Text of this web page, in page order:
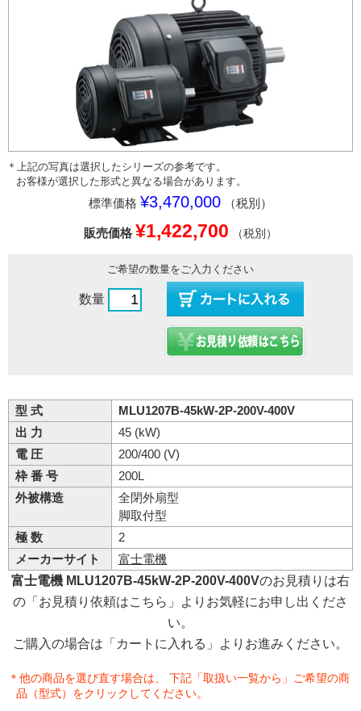
＊上記の写真は選択したシリーズの参考です。
お客様が選択した形式と異なる場合があります。
標準価格 ¥3,470,000 （税別）
販売価格 ¥1,422,700 （税別）
ご希望の数量をご入力ください
数量
型 式
MLU1207B-45kW-2P-200V-400V
出 力
45 (kW)
電 圧
200/400 (V)
枠 番 号
200L
外被構造
全閉外扇型
脚取付型
極 数
2
メーカーサイト
富士電機
富士電機 MLU1207B-45kW-2P-200V-400Vのお見積りは右
の「お見積り依頼はこちら」よりお気軽にお申し出くださ
い。
ご購入の場合は「カートに入れる」よりお進みください。
＊他の商品を選び直す場合は、 下記「取扱い一覧から」ご希望の商
品（型式）をクリックしてください。